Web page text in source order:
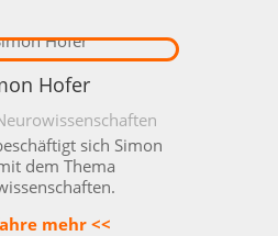
Hofer
sich Simon
dem Thema
mehr <<